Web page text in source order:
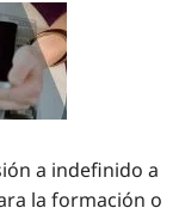
a indefinido a
la formación o